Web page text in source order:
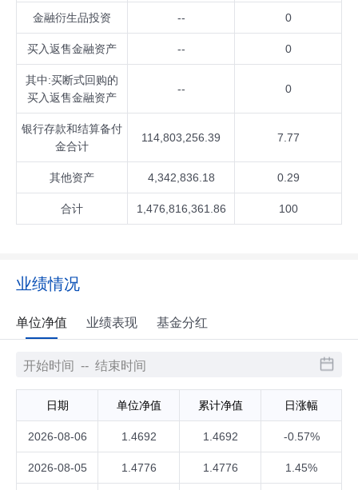
金融衍生品投资 -- 0
买入返售金融资产 -- 0
其中:买断式回购的
买入返售金融资产
-- 0
银行存款和结算备付
金合计
114,803,256.39 7.77
其他资产 4,342,836.18 0.29
合计 1,476,816,361.86 100
业绩情况
单位净值 业绩表现 基金分红
日期 单位净值 累计净值 日涨幅
2026-08-06 1.4692 1.4692 -0.57%
2026-08-05 1.4776 1.4776 1.45%